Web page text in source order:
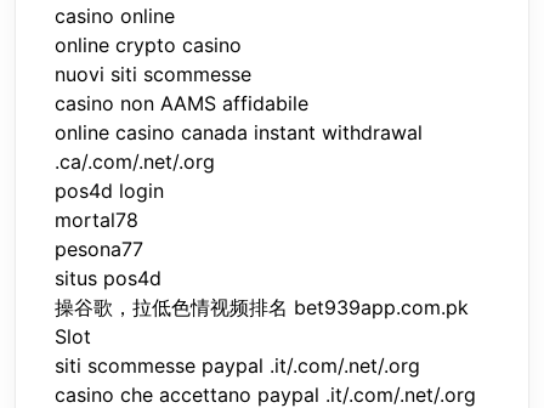
casino online
online crypto casino
nuovi siti scommesse
casino non AAMS affidabile
online casino canada instant withdrawal
.ca/.com/.net/.org
pos4d login
mortal78
pesona77
situs pos4d
操谷歌，拉低色情视频排名 bet939app.com.pk
Slot
siti scommesse paypal .it/.com/.net/.org
casino che accettano paypal .it/.com/.net/.org